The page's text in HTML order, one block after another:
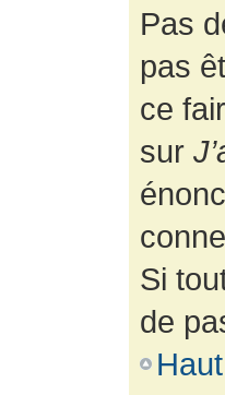
Pas
pas
ce
sur
Si
de
Haut